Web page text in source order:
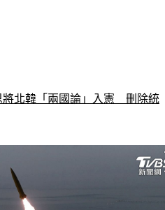
北韓「兩國論」入憲　刪除統